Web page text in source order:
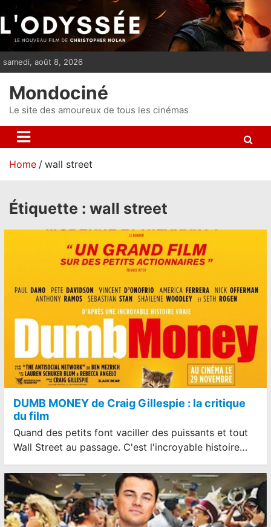
i
p
n
t
samedi, août 8, 2026
Mondociné
Le site des amoureux de tous les cinémas
Home wall street
Étiquette : wall street
DUMB MONEY de Craig Gillespie : la critique
du film
Quand des petits font vaciller des puissants et tout
Wall Street au passage. C'est l'incroyable histoire…